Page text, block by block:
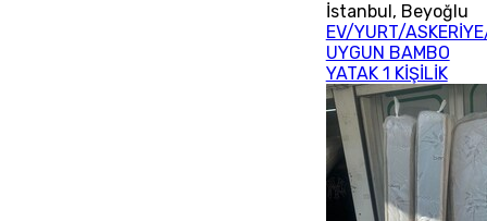
İstanbul , Beyoğlu
EV/YURT/
UYGUN BAMBO
YATAK 1 KİŞİLİK